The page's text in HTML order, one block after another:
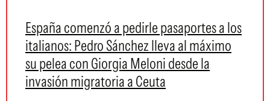
España comenzó a pedirle pasaportes a los
italianos: Pedro Sánchez lleva al máximo
su pelea con Giorgia Meloni desde la
invasión migratoria a Ceuta